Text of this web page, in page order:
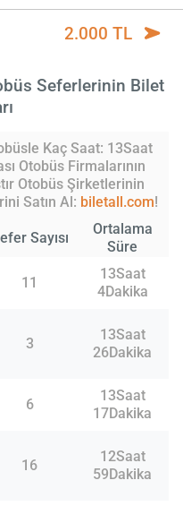
2.000 TL
Seferlerinin Bilet
Kaç Saat: 13Saat
Otobüs Firmalarının
Otobüs Şirketlerinin
Satın Al: biletall.com!
Sayısı
Ortalama
Süre
11
13Saat
4Dakika
3
13Saat
26Dakika
6
13Saat
17Dakika
16
12Saat
59Dakika